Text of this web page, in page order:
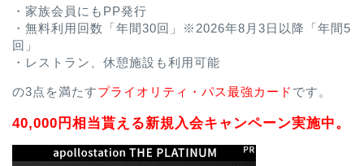
・家族会員にもPP発行
・無料利用回数「年間30回」※2026年8月3日以降「年間5
回」
・レストラン、休憩施設も利用可能
の3点を満たすプライオリティ・パス最強カード です。
40,000円相当貰える新規入会キャンペーン実施中。